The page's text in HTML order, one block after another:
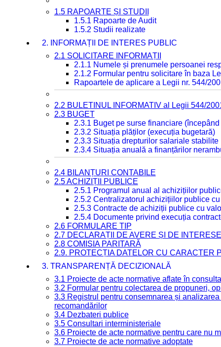
1.5 RAPOARTE ȘI STUDII
1.5.1 Rapoarte de Audit
1.5.2 Studii realizate
2. INFORMAȚII DE INTERES PUBLIC
2.1 SOLICITARE INFORMAȚII
2.1.1 Numele și prenumele persoanei
2.1.2 Formular pentru solicitare în baza
Rapoartele de aplicare a Legii nr. 544/
2.2 BULETINUL INFORMATIV al Legii 544/
2.3 BUGET
2.3.1 Buget pe surse financiare
2.3.2 Situația plăților (execuția bugetară)
2.3.3 Situația drepturilor salariale
2.3.4 Situația anuală a finanțărilor
2.4 BILANȚURI CONTABILE
2.5 ACHIZIȚII PUBLICE
2.5.1 Programul anual al achizițiilor
2.5.2 Centralizatorul achizițiilor publice
2.5.3 Contracte de achiziții publice cu
2.5.4 Documente privind execuția
2.6 FORMULARE TIP
2.7 DECLARAȚII DE AVERE ȘI DE INTERESE
2.8 COMISIA PARITARĂ
2.9. PROTECȚIA DATELOR CU CARACTER
3. TRANSPARENȚĂ DECIZIONALĂ
3.1 Proiecte de acte normative aflate în
3.2 Formular pentru colectarea de propuneri,
3.3 Registrul pentru consemnarea și
recomandărilor
3.4 Dezbateri publice
3.5 Consultari interministeriale
3.6 Proiecte de acte normative pentru care nu
3.7 Proiecte de acte normative adoptate